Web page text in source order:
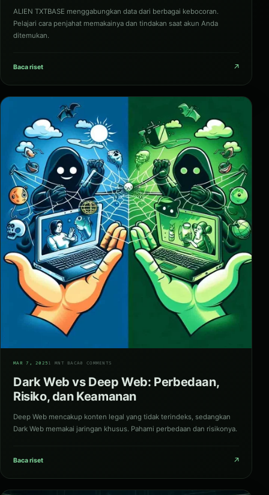
ALIEN TXTBASE menggabungkan data dari berbagai kebocoran.
Pelajari cara penjahat memakainya dan tindakan saat akun Anda
ditemukan.
Baca riset ↗
MAR 7, 2025 1 MNT BACA0 COMMENTS
Dark Web vs Deep Web: Perbedaan,
Risiko, dan Keamanan
Deep Web mencakup konten legal yang tidak terindeks, sedangkan
Dark Web memakai jaringan khusus. Pahami perbedaan dan risikonya.
Baca riset ↗